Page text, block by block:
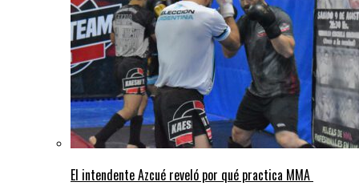
El intendente Azcué reveló por qué practica MMA